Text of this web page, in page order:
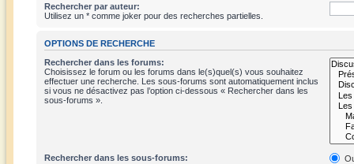
Rechercher par auteur:
Utilisez un * comme joker pour des recherches partielles.
OPTIONS DE RECHERCHE
Rechercher dans les forums:
Choisissez le forum ou les forums dans le(s)quel(s) vous souhaitez
effectuer une recherche. Les sous-forums sont automatiquement inclus
si vous ne désactivez pas l’option ci-dessous « Rechercher dans les
sous-forums ».
Rechercher dans les sous-forums: